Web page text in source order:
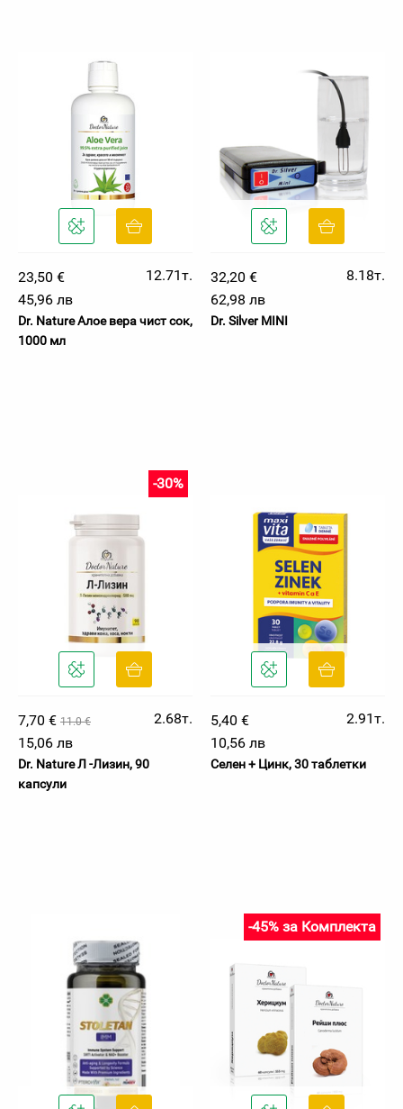
23,50 €
12.71т.
45,96 лв
Dr. Nature Алое вера чист сок,
1000 мл
32,20 €
8.18т.
62,98 лв
Dr. Silver MINI
7,70 € 11.0 €
-30%
2.68т.
15,06 лв
Dr. Nature Л -Лизин, 90
капсули
5,40 €
2.91т.
10,56 лв
Селен + Цинк, 30 таблетки
-45% за Комплекта